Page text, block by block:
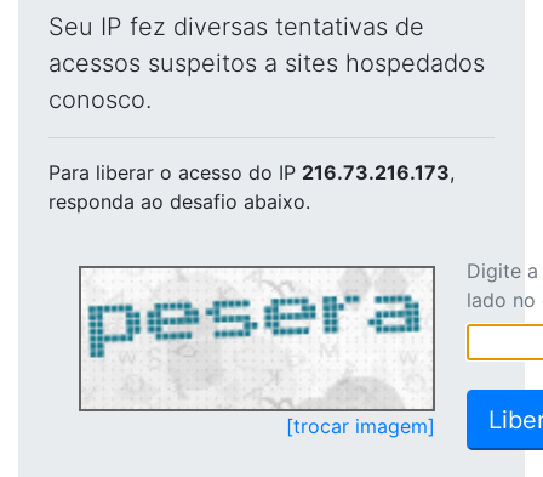
Seu IP fez diversas tentativas de
acessos suspeitos a sites hospedados
conosco.
Para liberar o acesso do IP 216.73.216.173,
responda ao desafio abaixo.
[trocar imagem]
Digite
lado no